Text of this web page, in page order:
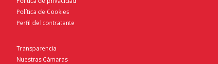
Política de Cookies
Perfil del contratante
Transparencia
Nuestras Cámaras